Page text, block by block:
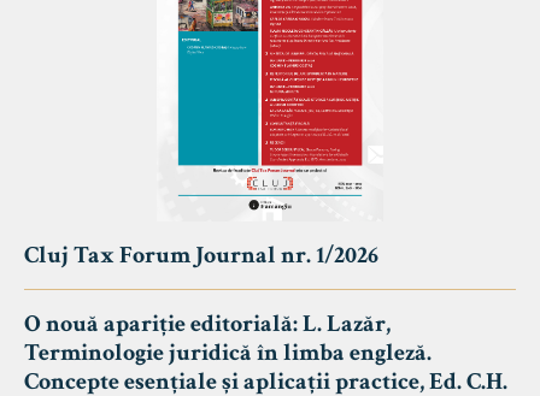
Cluj Tax Forum Journal nr. 1/2026
O nouă apariție editorială: L. Lazăr,
Terminologie juridică în limba engleză.
Concepte esențiale și aplicații practice, Ed. C.H.